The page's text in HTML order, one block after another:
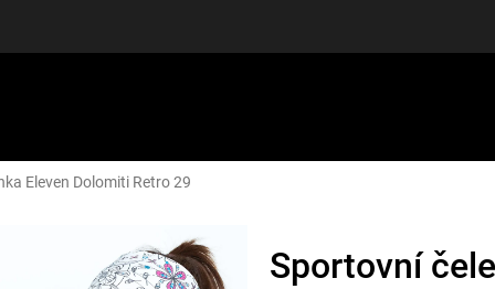
Eleven Dolomiti Retro 29
Sportovní